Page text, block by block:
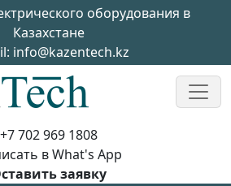
оборудования в
Казахстане
info@kazentech.kz
+7 702 969 1808
в What's App
заявку